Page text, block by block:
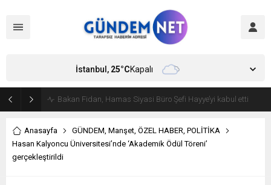
Bakan Fidan, Hamas Siyasi Büro Şefi Hayye’yi kabul etti
İstanbul, 25°CKapalı
Anasayfa GÜNDEM, Manşet, ÖZEL HABER, POLİTİKA
Hasan Kalyoncu Üniversitesi’nde ‘Akademik Ödül Töreni’
gerçekleştirildi